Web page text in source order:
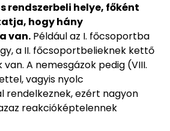
rendszerbeli helye, főként
hogy hány
van. Például az I. főcsoportba
a II. főcsoportbelieknek kettő
A nemesgázok pedig (VIII.
vagyis nyolc
ezért nagyon
reakcióképtelennek